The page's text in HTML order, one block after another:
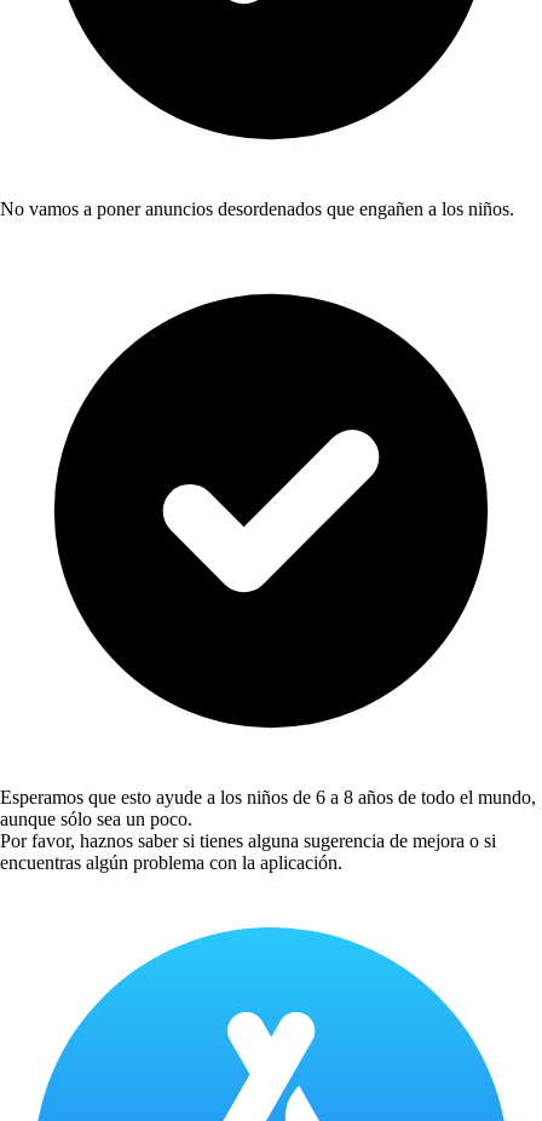
No vamos a poner anuncios desordenados que engañen a los niños.
Esperamos que esto ayude a los niños de 6 a 8 años de todo el mundo,
aunque sólo sea un poco.
Por favor, haznos saber si tienes alguna sugerencia de mejora o si
encuentras algún problema con la aplicación.